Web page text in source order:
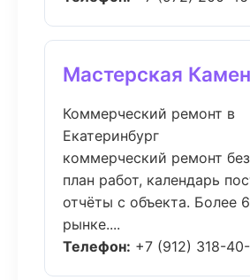
Мастерская
Коммерческий ремонт в
Екатеринбург
коммерческий ремонт
план работ, календарь
отчёты с объекта. Более
рынке....
Телефон: +7 (912) 318-